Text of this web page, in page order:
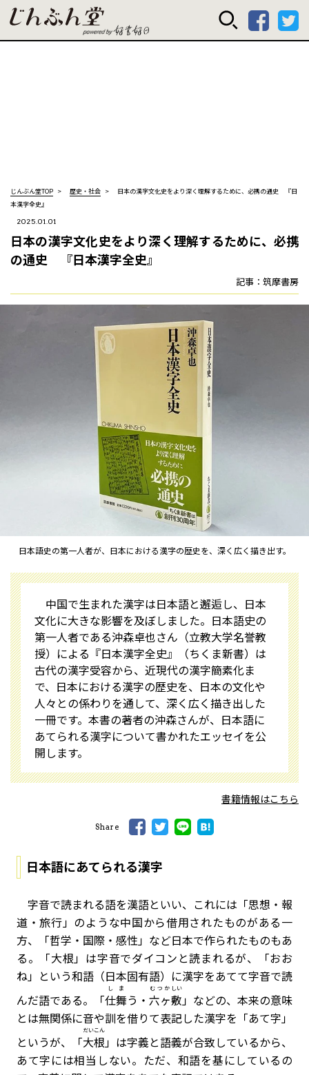
じんぶん堂
じんぶん堂TOP 歴史・社会
日本の漢字文化史をより深く理解するために、必携の通史 ――『日
本漢字全史』
2025.01.01
日本の漢字文化史をより深く理解するために、必携
の通史 ――『日本漢字全史』
記事：筑摩書房
日本語史の第一人者が、日本における漢字の歴史を、深く広く描き出す。
中国で生まれた漢字は日本語と邂逅し、日本
文化に大きな影響を及ぼしました。日本語史の
第一人者である沖森卓也さん（立教大学名誉教
授）による『日本漢字全史』（ちくま新書）は
古代の漢字受容から、近現代の漢字簡素化ま
で、日本における漢字の歴史を、日本の文化や
人々との係わりを通して、深く広く描き出した
一冊です。本書の著者の沖森さんが、日本語に
あてられる漢字について書かれたエッセイを公
開します。
書籍情報はこちら
Share
日本語にあてられる漢字
字音で読まれる語を漢語といい、これには「思想・報
道・旅行」のような中国から借用されたものがある一
方、「哲学・国際・感性」など日本で作られたものもあ
る。「大根」は字音でダイコンと読まれるが、「おお
ね」という和語（日本固有語）に漢字をあてて字音で読
んだ語である。「仕舞
しま
う・ 六ヶ
むつか
敷
しい
」などの、本来の意味
とは無関係に音や訓を借りて表記した漢字を「あて字」
というが、「大根
だいこん
」は字義と語義が合致しているから、
あて字には相当しない。ただ、和語を基にしているの